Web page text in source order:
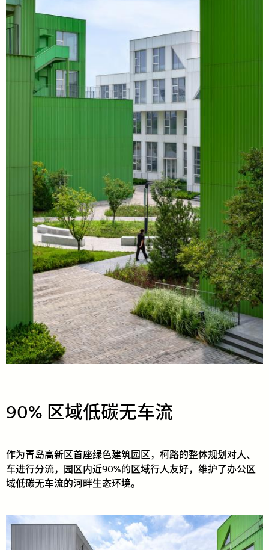
90% 区域低碳无车流
作为青岛高新区首座绿色建筑园区，柯路的整体规划对人、
车进行分流，园区内近90%的区域行人友好，维护了办公区
域低碳无车流的河畔生态环境。